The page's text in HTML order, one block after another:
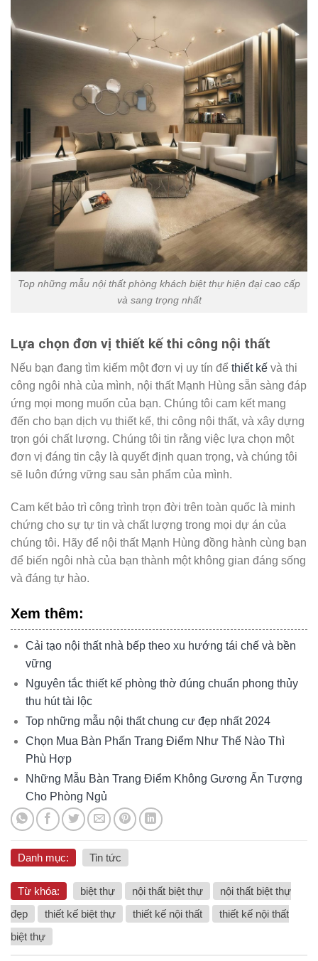
Top những mẫu nội thất phòng khách biệt thự hiện đại cao cấp
và sang trọng nhất
Lựa chọn đơn vị thiết kế thi công nội thất
Nếu bạn đang tìm kiếm một đơn vị uy tín để thiết kế và thi
công ngôi nhà của mình, nội thất Mạnh Hùng sẵn sàng đáp
ứng mọi mong muốn của bạn. Chúng tôi cam kết mang
đến cho bạn dịch vụ thiết kế, thi công nội thất, và xây dựng
trọn gói chất lượng. Chúng tôi tin rằng việc lựa chọn một
đơn vị đáng tin cậy là quyết định quan trọng, và chúng tôi
sẽ luôn đứng vững sau sản phẩm của mình.
Cam kết bảo trì công trình trọn đời trên toàn quốc là minh
chứng cho sự tự tin và chất lượng trong mọi dự án của
chúng tôi. Hãy để nội thất Mạnh Hùng đồng hành cùng bạn
để biến ngôi nhà của bạn thành một không gian đáng sống
và đáng tự hào.
Xem thêm:
Cải tạo nội thất nhà bếp theo xu hướng tái chế và bền
vững
Nguyên tắc thiết kế phòng thờ đúng chuẩn phong thủy
thu hút tài lộc
Top những mẫu nội thất chung cư đẹp nhất 2024
Chọn Mua Bàn Phấn Trang Điểm Như Thế Nào Thì
Phù Hợp
Những Mẫu Bàn Trang Điểm Không Gương Ấn Tượng
Cho Phòng Ngủ
Danh mục: Tin tức
Từ khóa: biệt thự nội thất biệt thự
nội thất biệt thự
đẹp
thiết kế biệt thự thiết kế nội thất
thiết kế nội thất
biệt thự